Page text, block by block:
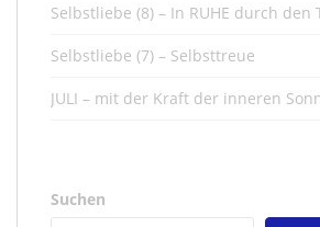
Selbstliebe (8) – In RUHE durch den
Selbstliebe (7) – Selbsttreue
JULI – mit der Kraft der inneren
Suchen